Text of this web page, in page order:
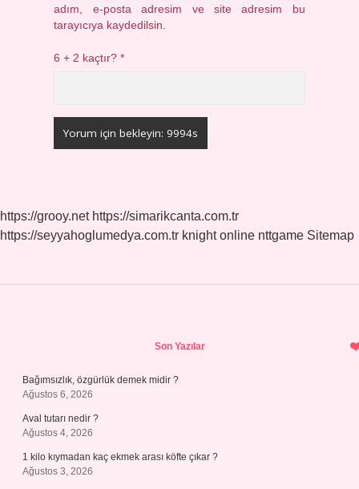
adım, e-posta adresim ve site adresim bu
tarayıcıya kaydedilsin.
6 + 2 kaçtır?*
https://grooy.net https://simarikcanta.com.tr
https://seyyahoglumedya.com.tr knight online nttgame Sitemap
Son Yazılar
Bağımsızlık, özgürlük demek midir ?
Ağustos 6, 2026
Aval tutarı nedir ?
Ağustos 4, 2026
1 kilo kıymadan kaç ekmek arası köfte çıkar ?
Ağustos 3, 2026